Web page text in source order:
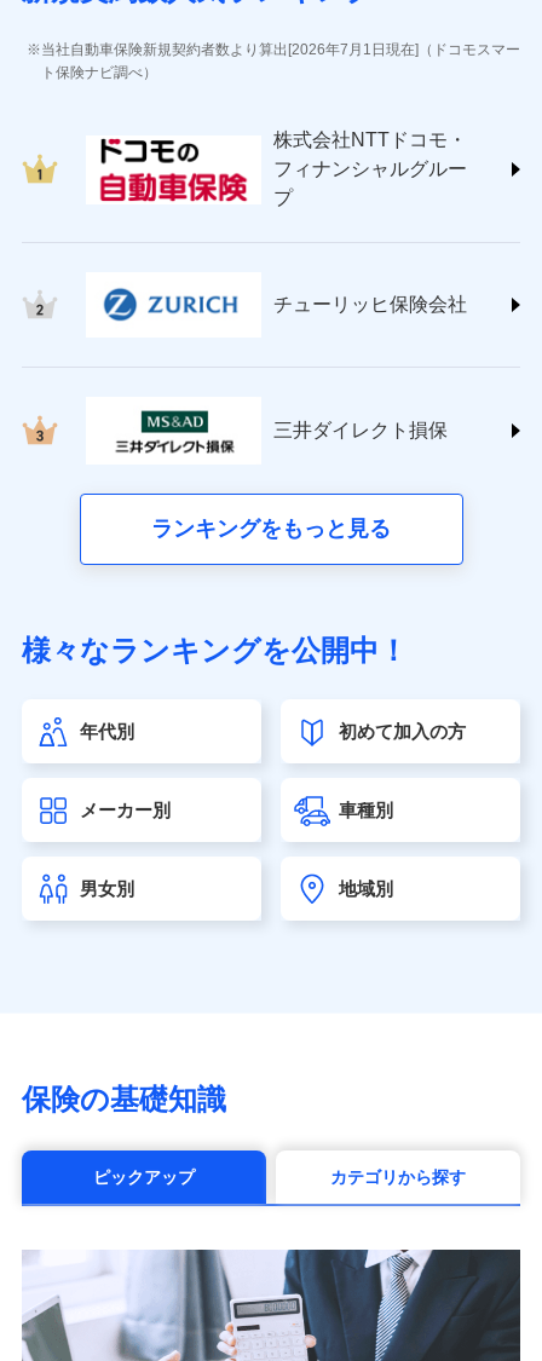
ソニー損害保険株式会社
(https://www.sonysonpo.co.jp/)
ＳＯＭＰＯダイレクト損害保険株式会社
(https://www.sompo-direct.co.jp/)
チューリッヒ保険会社 (https://www.zurich.co.jp/)
(https://www.nisshinfire.co.jp/)
(https://www.petfamilyins.co.jp/)
ins.com/)
三井ダイレクト損害保険株式会社
（https://www.sonylife.co.jp）
第一ネオ生命保険株式会社（https://neofirst.co.jp/）
大樹生命保険株式会社（https://www.taiju-life.co.jp）
seimei.co.jp）
チューリッヒ生命保険株式会社
東京海上日動あんしん生命保険株式会社
（https://www.tmn-anshin.co.jp/）
マニュライフ生命保険株式会社
（https://www.manulife.co.jp/）
（https://www.msa-life.co.jp/）
メットライフ生命株式会社(https://www.metlife.co.jp/)
■少額短期保険
株式会社アシロ少額短期保険 (https://kailash.co.jp/)
SBIいきいき少額短期保険会社 (https://www.i-
当社自動車保険新規契約者数より算出[2026年7月1日現在]（ドコモスマー
ト保険ナビ調べ）
株式会社NTTドコモ・
フィナンシャルグルー
プ
チューリッヒ保険会社
三井ダイレクト損保
ランキングをもっと見る
様々なランキングを公開中！
年代別 初めて加入の方
メーカー別 車種別
男女別 地域別
保険の基礎知識
ピックアップ カテゴリから探す